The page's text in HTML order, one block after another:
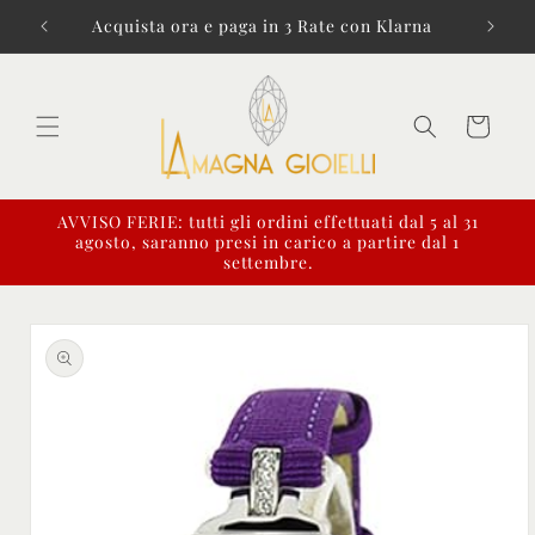
direttamente
ai contenuti
€ 99! Acquista ora e paga in 3 Rate con Klarna
Carrello
AVVISO FERIE: tutti gli ordini effettuati dal 5 al 31
agosto, saranno presi in carico a partire dal 1
settembre.
Passa alle
informazioni
sul prodotto